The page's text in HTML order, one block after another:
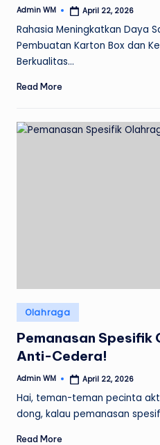
Posted
Admin WM April 22, 2026
Rahasia Meningkatkan Daya
Pembuatan Karton Box dan
Berkualitas…
Read More
Posted
in
Olahraga
Pemanasan Spesifik
Anti-Cedera!
Posted
Admin WM April 22, 2026
Hai, teman-teman pecinta
dong, kalau pemanasan
Read More